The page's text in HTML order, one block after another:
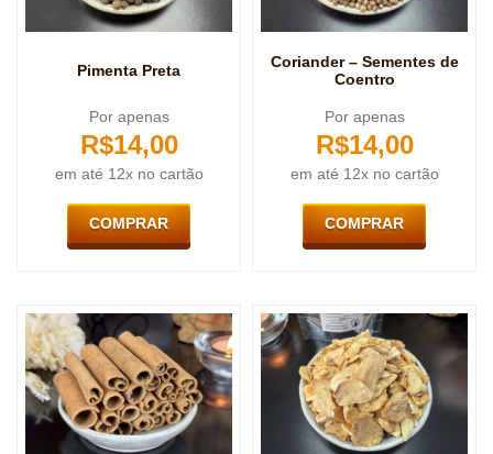
Pimenta Preta
Por apenas
R$14,00
em até 12x no cartão
COMPRAR
Coriander – Sementes de
Coentro
Por apenas
R$14,00
em até 12x no cartão
COMPRAR